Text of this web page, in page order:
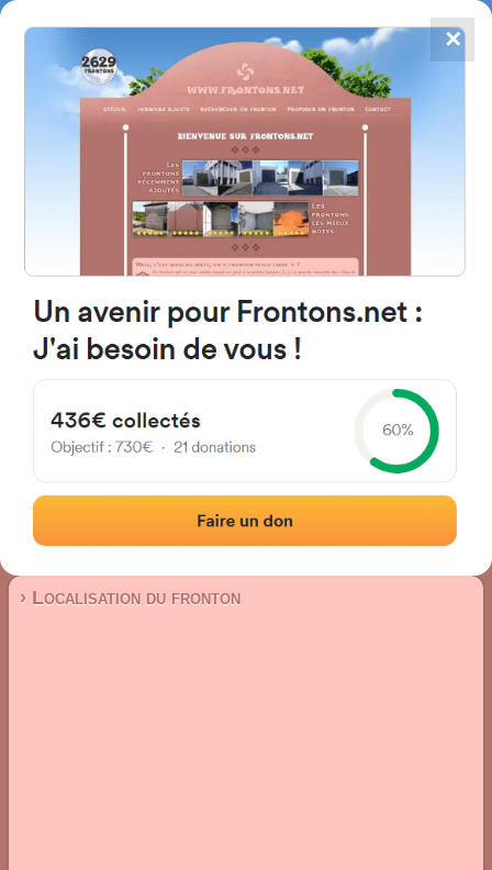
FRONTONS.NET
RECHERCHER UN FRONTON
PROPOSER UN FRONTON
4867
frontons
20700 Zumarraga, Gipuzkoa
Iparraguirre Hiribidea 10
Fronton mur à gauche
Localisation|Photos|Commentaires et avis
› Localisation du fronton
✕